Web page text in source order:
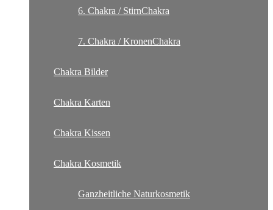
6. Chakra / StirnChakra
7. Chakra / KronenChakra
Chakra Bilder
Chakra Karten
Chakra Kissen
Chakra Kosmetik
Ganzheitliche Naturkosmetik